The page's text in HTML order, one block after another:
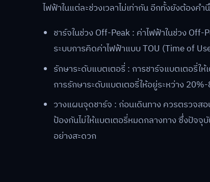
ไฟฟ้าในแต่ละช่วงเวลาไม่เท่ากัน อีกทั้งยังต้องค
ชาร์จในช่วง Off-Peak : ค่าไฟฟ้าในช่วง
ระบบการคิดค่าไฟฟ้าแบบ TOU (Time of
รักษาระดับแบตเตอรี่ : การชาร์จแบตเตอรี่ใ
การรักษาระดับแบตเตอรี่ให้อยู่ระหว่าง
วางแผนจุดชาร์จ : ก่อนเดินทาง ควรตรวจสอ
ป้องกันไม่ให้แบตเตอรี่หมดกลางทาง ซึ่งปัจ
อย่างสะดวก